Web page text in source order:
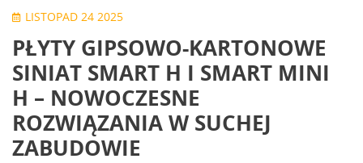
LISTOPAD 24 2025
PŁYTY GIPSOWO-KARTONOWE
SINIAT SMART H I SMART MINI
H – NOWOCZESNE
ROZWIĄZANIA W SUCHEJ
ZABUDOWIE